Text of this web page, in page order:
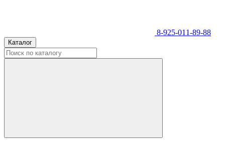
8-925-011-89-88
Каталог